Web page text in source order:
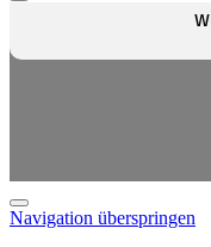
Navigation überspringen